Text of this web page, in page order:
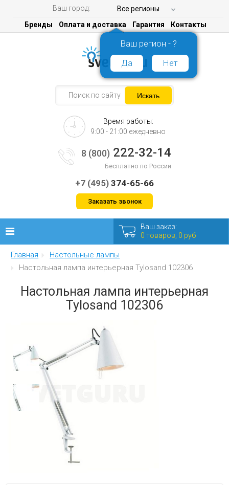
Ваш город: Все регионы
Ваш регион - ?
Да
Нет
Бренды Оплата и доставка Гарантия Контакты
Время работы:
9:00 - 21:00 ежедневно
8 (800) 222-32-14
Бесплатно по России
+7 (495) 374-65-66
Заказать звонок
Люстры
Интерьерные
Распродажа
Еще
Мебель
Ваш заказ:
0 товаров, 0 руб
Главная
Настольные лампы
Настольная лампа интерьерная Tylosand 102306
Настольная лампа интерьерная
Tylosand 102306